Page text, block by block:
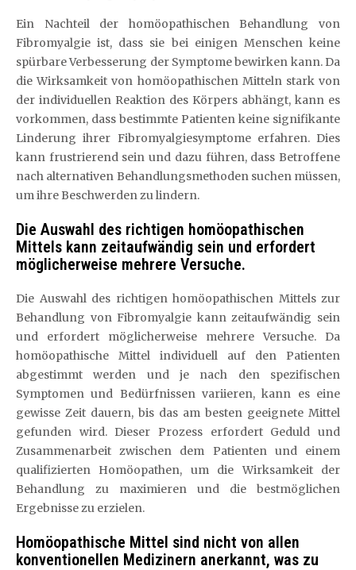
Ein Nachteil der homöopathischen Behandlung von
Fibromyalgie ist, dass sie bei einigen Menschen keine
spürbare Verbesserung der Symptome bewirken kann. Da
die Wirksamkeit von homöopathischen Mitteln stark von
der individuellen Reaktion des Körpers abhängt, kann es
vorkommen, dass bestimmte Patienten keine signifikante
Linderung ihrer Fibromyalgiesymptome erfahren. Dies
kann frustrierend sein und dazu führen, dass Betroffene
nach alternativen Behandlungsmethoden suchen müssen,
um ihre Beschwerden zu lindern.
Die Auswahl des richtigen homöopathischen
Mittels kann zeitaufwändig sein und erfordert
möglicherweise mehrere Versuche.
Die Auswahl des richtigen homöopathischen Mittels zur
Behandlung von Fibromyalgie kann zeitaufwändig sein
und erfordert möglicherweise mehrere Versuche. Da
homöopathische Mittel individuell auf den Patienten
abgestimmt werden und je nach den spezifischen
Symptomen und Bedürfnissen variieren, kann es eine
gewisse Zeit dauern, bis das am besten geeignete Mittel
gefunden wird. Dieser Prozess erfordert Geduld und
Zusammenarbeit zwischen dem Patienten und einem
qualifizierten Homöopathen, um die Wirksamkeit der
Behandlung zu maximieren und die bestmöglichen
Ergebnisse zu erzielen.
Homöopathische Mittel sind nicht von allen
konventionellen Medizinern anerkannt, was zu